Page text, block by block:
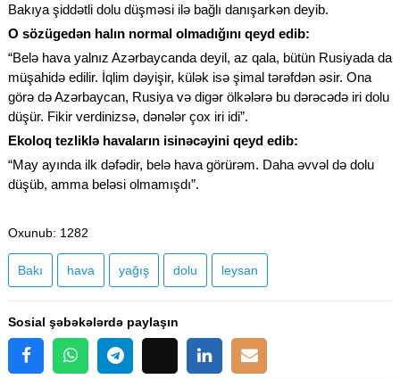
Bakıya şiddətli dolu düşməsi ilə bağlı danışarkən deyib.
O sözügedən halın normal olmadığını qeyd edib:
“Belə hava yalnız Azərbaycanda deyil, az qala, bütün Rusiyada da
müşahidə edilir. İqlim dəyişir, külək isə şimal tərəfdən əsir. Ona
görə də Azərbaycan, Rusiya və digər ölkələrə bu dərəcədə iri dolu
düşür. Fikir verdinizsə, dənələr çox iri idi”.
Ekoloq tezliklə havaların isinəcəyini qeyd edib:
“May ayında ilk dəfədir, belə hava görürəm. Daha əvvəl də dolu
düşüb, amma beləsi olmamışdı”.
Oxunub: 1282
Bakı hava yağış dolu leysan
Sosial şəbəkələrdə paylaşın